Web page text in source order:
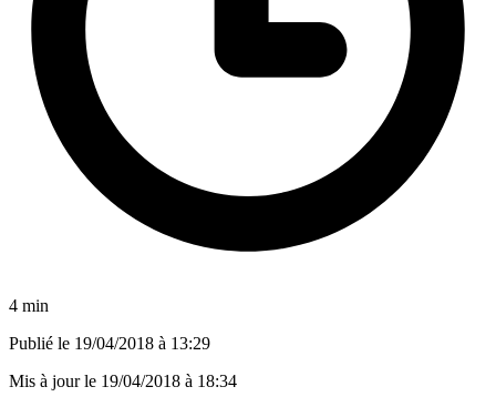
4 min
Publié le 19/04/2018 à 13:29
Mis à jour le 19/04/2018 à 18:34